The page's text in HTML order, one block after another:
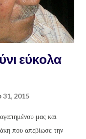
εύκολα
31, 2015
μας και
που απεβίωσε την